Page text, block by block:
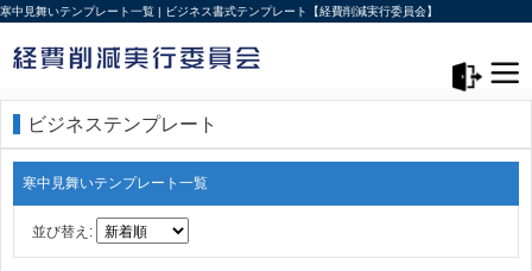
寒中見舞いテンプレート一覧 | ビジネス書式テンプレート【経費削減実行委員会】
ビジネステンプレート
寒中見舞いテンプレート一覧
並び替え: